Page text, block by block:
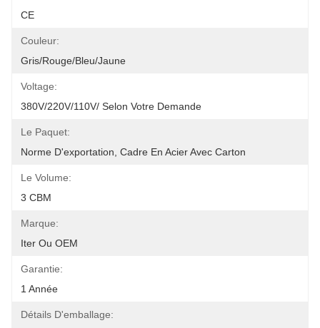
CE
Couleur:
Gris/rouge/bleu/jaune
Voltage:
380V/220V/110V/ Selon Votre Demande
Le Paquet:
Norme D'exportation, Cadre En Acier Avec Carton
Le Volume:
3 CBM
Marque:
Iter Ou OEM
Garantie:
1 Année
Détails D'emballage: